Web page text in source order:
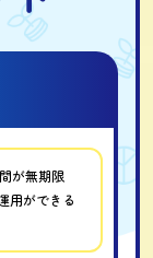
が無期限
用ができる